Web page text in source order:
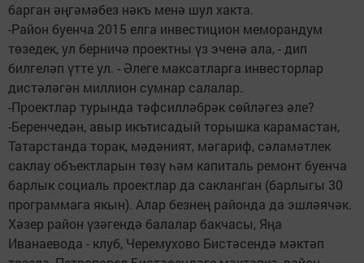
барган әңгәмәбез нәкъ менә шул хакта.
-Район буенча 2015 елга инвестицион меморандум
төзедек, ул берничә проектны үз эченә ала, - дип
билгеләп үтте ул. - Әлеге максатларга инвесторлар
дистәләгән миллион сумнар салалар.
-Проектлар турында тәфсилләбрәк сөйләгез әле?
-Беренчедән, авыр икътисадый торышка карамастан,
Татарстанда торак, мәдәният, мәгариф, сәламәтлек
саклау объектларын төзү һәм капиталь ремонт буенча
барлык социаль проектлар да сакланган (барлыгы 30
программага якын). Алар безнең районда да эшләячәк.
Хәзер район үзәгендә балалар бакчасы, Яңа
Иванаевода - клуб, Черемухово Бистәсендә мәктәп